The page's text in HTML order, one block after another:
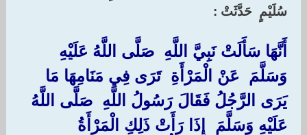
سُلَيْمٍ ‏ ‏حَدَّثَتْ ‏:‏
‏أَنَّهَا سَأَلَتْ نَبِيَّ اللَّهِ ‏ ‏صَلَّى اللَّهُ عَلَيْهِ
وَسَلَّمَ ‏ ‏عَنْ الْمَرْأَةِ ‏ ‏تَرَى فِي مَنَامِهَا مَا
يَرَى الرَّجُلُ فَقَالَ رَسُولُ اللَّهِ ‏ ‏صَلَّى اللَّهُ
عَلَيْهِ وَسَلَّمَ ‏ ‏إِذَا رَأَتْ ذَلِكِ الْمَرْأَةُ